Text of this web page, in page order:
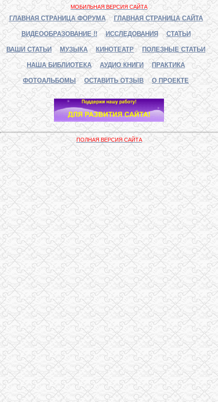
МОБИЛЬНАЯ ВЕРСИЯ САЙТА
ГЛАВНАЯ СТРАНИЦА ФОРУМА ГЛАВНАЯ СТРАНИЦА САЙТА
ВИДЕООБРАЗОВАНИЕ !! ИССЛЕДОВАНИЯ СТАТЬИ
ВАШИ СТАТЬИ МУЗЫКА КИНОТЕАТР ПОЛЕЗНЫЕ СТАТЬИ
НАША БИБЛИОТЕКА АУДИО КНИГИ ПРАКТИКА
ФОТОАЛЬБОМЫ ОСТАВИТЬ ОТЗЫВ О ПРОЕКТЕ
ПОЛНАЯ ВЕРСИЯ САЙТА